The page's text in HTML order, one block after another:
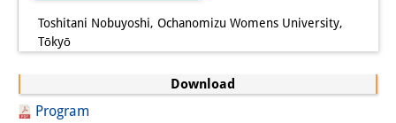
Download
Program
Toshitani Nobuyoshi, Ochanomizu Womens University,
Tōkyō